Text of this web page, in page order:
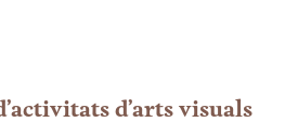
d’arts visuals